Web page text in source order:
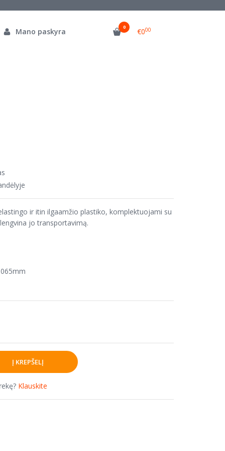
Mano paskyra 0 €000
ir itin ilgaamžio plastiko, komplektuojami su
jo transportavimą.
Klauskite